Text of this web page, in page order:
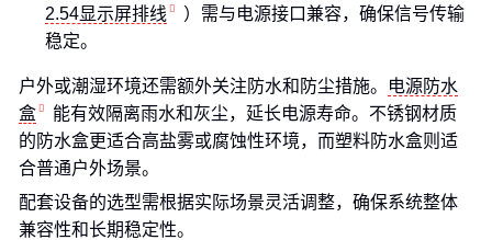
2.54显示屏排线
）需与电源接口兼容，确保信号传输
稳定。
户外或潮湿环境还需额外关注防水和防尘措施。
电源防水
盒
能有效隔离雨水和灰尘，延长电源寿命。不锈钢材质
的防水盒更适合高盐雾或腐蚀性环境，而塑料防水盒则适
合普通户外场景。
配套设备的选型需根据实际场景灵活调整，确保系统整体
兼容性和长期稳定性。